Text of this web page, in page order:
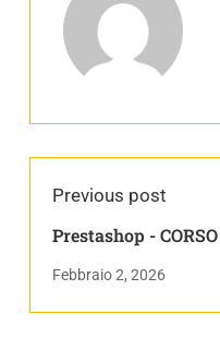
Previous post
Prestashop -
Febbraio 2, 2026